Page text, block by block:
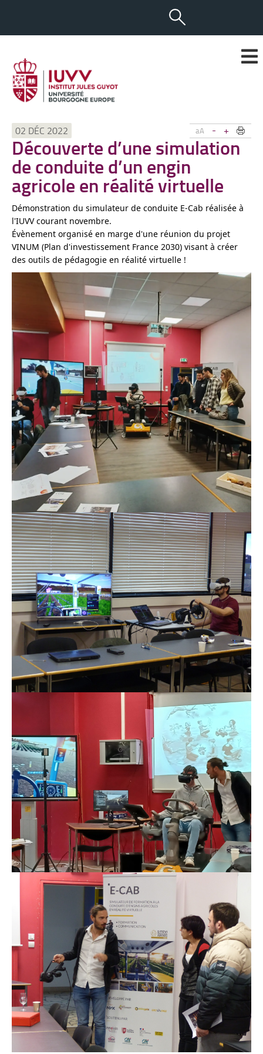
aA - +
02 DÉC 2022
Découverte d’une simulation
de conduite d’un engin
agricole en réalité virtuelle
Démonstration du simulateur de conduite E-Cab réalisée à
l'IUVV courant novembre.
Évènement organisé en marge d'une réunion du projet
VINUM (Plan d'investissement France 2030) visant à créer
des outils de pédagogie en réalité virtuelle !